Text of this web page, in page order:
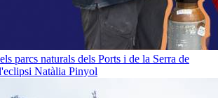
parcs naturals dels Ports i de la Serra de
Natàlia Pinyol